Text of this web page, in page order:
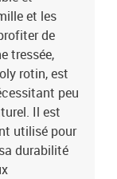
x 55 x 3 cm (l x
x 13 cm (L x l x
central2 x
x coussin de siège
et les
de
tressée,
rotin, est
peu
Il est
utilisé pour
durabilité